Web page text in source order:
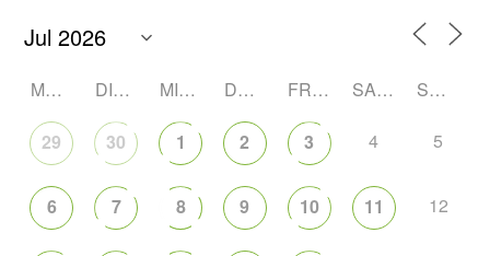
MONTAG DIENSTAG MITTWOCH DONNERSTAG FREITAG SAMSTAG SONNTAG
29 30 1 2 3 4 5
6 7 8 9 10 11 12